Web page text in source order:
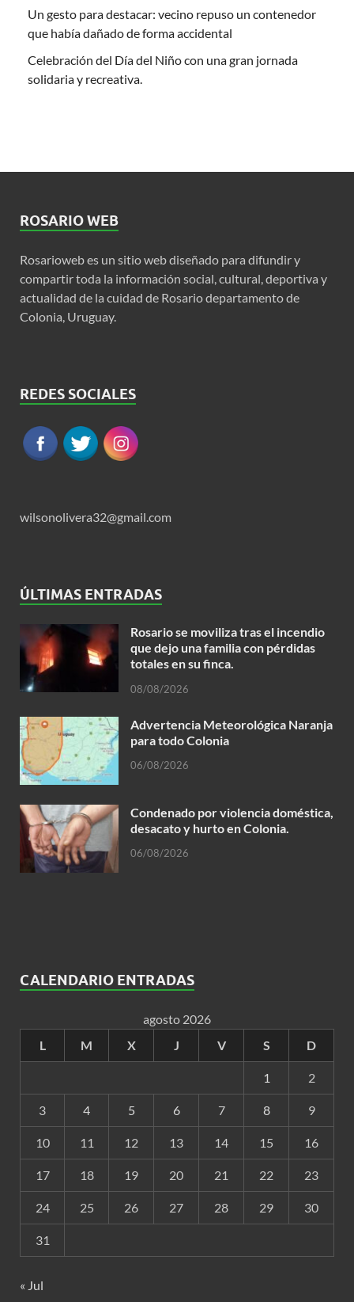
Un gesto para destacar: vecino repuso un contenedor
que había dañado de forma accidental
Celebración del Día del Niño con una gran jornada
solidaria y recreativa.
ROSARIO WEB
Rosarioweb es un sitio web diseñado para difundir y
compartir toda la información social, cultural, deportiva y
actualidad de la cuidad de Rosario departamento de
Colonia, Uruguay.
REDES SOCIALES
wilsonolivera32@gmail.com
ÚLTIMAS ENTRADAS
Rosario se moviliza tras el incendio
que dejo una familia con pérdidas
totales en su finca.
08/08/2026
Advertencia Meteorológica Naranja
para todo Colonia
06/08/2026
Condenado por violencia doméstica,
desacato y hurto en Colonia.
06/08/2026
CALENDARIO ENTRADAS
agosto 2026
L
M X J V S D
1 2
3 4 5 6 7 8 9
10 11 12 13 14 15 16
17 18 19 20 21 22 23
24 25 26 27 28 29 30
31
« Jul